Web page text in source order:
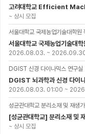
고려대학교 Efficient
~ 상시 모집
서울대학교 국제농업기술대학원
서울대학교 국제농업기술대
2026.08.03. ~
DGIST 신경 다이나믹스 연구실
DGIST 뇌과학과 신경 다이
2026.08.03. 01:00 ~
성균관대학교 분리소재 및 재
~ 상시 모집